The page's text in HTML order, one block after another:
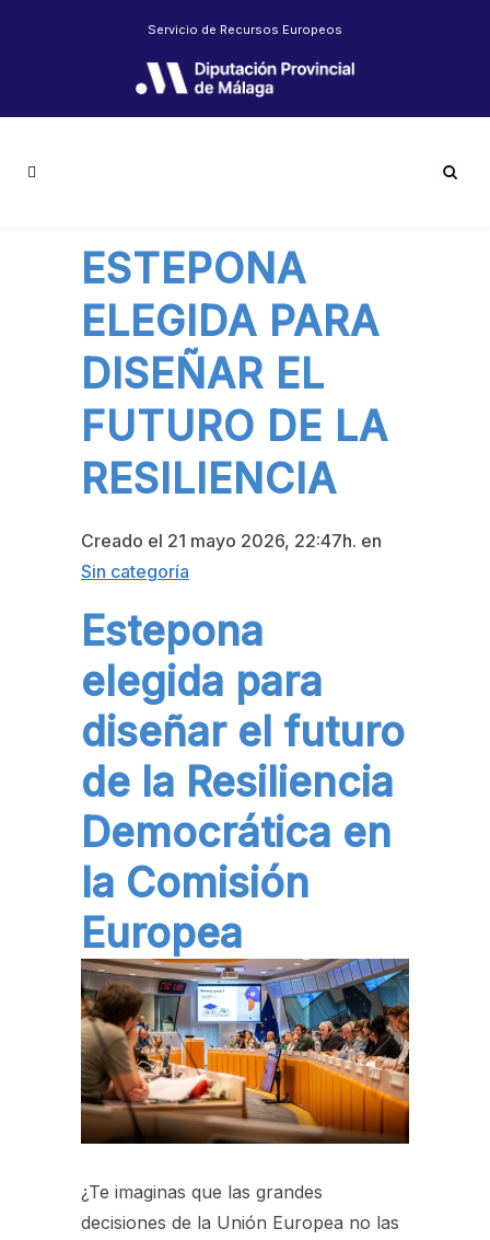
Servicio de Recursos Europeos
ESTEPONA
ELEGIDA PARA
DISEÑAR EL
FUTURO DE LA
RESILIENCIA
DEMOCRÁTICA
EN LA
COMISIÓN
EUROPEA
Creado el 21 mayo 2026, 22:47h. en
Sin categoría
Estepona
elegida para
diseñar el futuro
de la Resiliencia
Democrática en
la Comisión
Europea
¿Te imaginas que las grandes
decisiones de la Unión Europea no las